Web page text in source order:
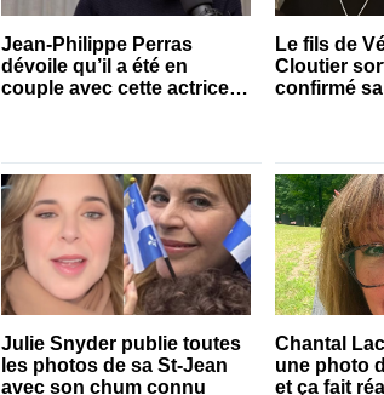
Jean-Philippe Perras
dévoile qu’il a été en
couple avec cette actrice
Le fils de
Cloutier
confirmé
Julie Snyder publie toutes
les photos de sa St-Jean
avec son chum connu
Chantal
une photo
et ça fait